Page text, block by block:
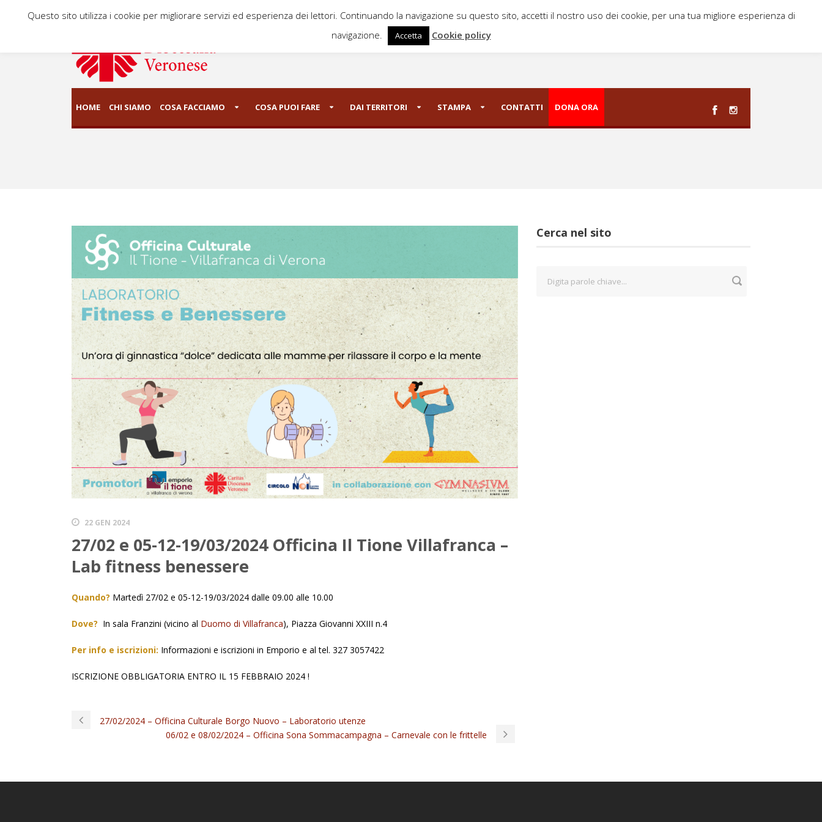
HOME CHI SIAMO COSA FACCIAMO COSA PUOI FARE DAI TERRITORI STAMPA CONTATTI DONA ORA
22 GEN 2024
27/02 e 05-12-19/03/2024 Officina Il Tione Villafranca –
Lab fitness benessere
Quando? Martedì 27/02 e 05-12-19/03/2024 dalle 09.00 alle 10.00
Dove? In sala Franzini (vicino al Duomo di Villafranca), Piazza Giovanni XXIII n.4
Per info e iscrizioni: Informazioni e iscrizioni in Emporio e al tel. 327 3057422
ISCRIZIONE OBBLIGATORIA ENTRO IL 15 FEBBRAIO 2024 !
27/02/2024 – Officina Culturale Borgo Nuovo – Laboratorio utenze
06/02 e 08/02/2024 – Officina Sona Sommacampagna – Carnevale con le frittelle
Cerca nel sito
Questo sito utilizza i cookie per migliorare servizi ed esperienza dei lettori. Continuando la navigazione su questo sito, accetti il nostro uso dei cookie, per una tua migliore esperienza di
navigazione.
Accetta Cookie policy